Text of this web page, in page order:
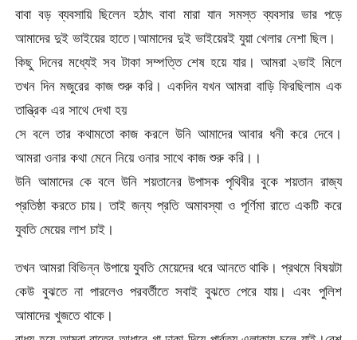
বাবা বড় ব্যবসায়ি ছিলেন হঠাৎ বাবা মারা যান সমস্ত ব্যবসার ভার পড়ে
আমাদের দুই ভাইয়ের হাতে।আমাদের দুই ভাইয়েরই যুয়া খেলার নে‌শা ছিল।
কিছু দিনের মধ্যেই সব টাকা সম্পত্তি শেষ হয়ে যার। আমরা ২ভাই মিলে
তখন দিন মজুরের কাজ শুরু করি। একদিন যখন আমরা বাড়ি ফিরছিলাম এক
তান্ত্রিক এর সাথে দেখা হয়
সে বলে তার কথামতো কাজ করলে উনি আমাদের আবার ধনী করে দেবে।
আমরা ওনার কথা মেনে নিয়ে ওনার সাথে কাজ শুরু করি।।
উনি আমাদের কে বলে উনি শয়তানের উপাসক পৃথিবীর বুকে শয়তান রাজ্য
প্রতিষ্ঠা করতে চায়। তাই জন্য প্রতি অমাবস্যা ও পূর্ণিমা রাতে একটি করে
যুবতি মেয়ের লাশ চাই।
তখন আমরা বিভিন্ন উপায়ে যুবতি মেয়েদের ধরে আনতে থাকি। প্রথমে বিষয়টা
কেউ বুঝতে না পারলেও পরবর্তীতে সবাই বুঝতে পেরে যায়। এবং পুলিশ
আমাদের খুজতে থাকে।